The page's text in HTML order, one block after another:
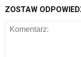
ZOSTAW